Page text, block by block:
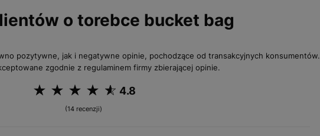
o torebce bucket bag
pozytywne, jak i negatywne opinie, pochodzące od transakcyjnych konsumentów.
zgodnie z regulaminem firmy zbierającej opinie.
4.8
(14 recenzji)